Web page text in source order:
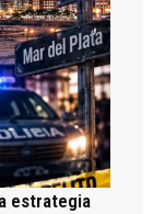
estrategia